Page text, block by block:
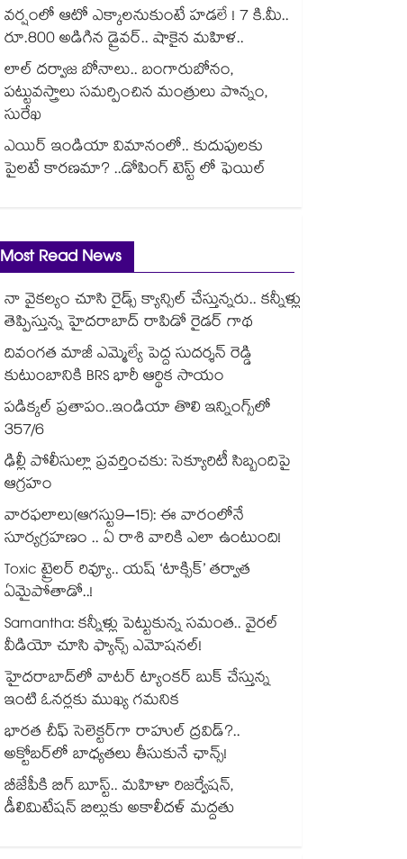
వర్షంలో ఆటో ఎక్కాలనుకుంటే హడలే ! 7 కి.మీ..
రూ.800 అడిగిన డ్రైవర్.. షాకైన మహిళ..
లాల్ దర్వాజ బోనాలు.. బంగారుబోనం,
పట్టువస్త్రాలు సమర్పించిన మంత్రులు పొన్నం,
సురేఖ
ఎయిర్ ఇండియా విమానంలో.. కుదుపులకు
పైలటే కారణమా? ..డోపింగ్ టెస్ట్ లో ఫెయిల్
Most Read News
నా వైకల్యం చూసి రైడ్స్ క్యాన్సిల్ చేస్తున్నరు.. కన్నీళ్లు
తెప్పిస్తున్న హైదరాబాద్ రాపిడో రైడర్ గాథ
దివంగత మాజీ ఎమ్మెల్యే పెద్ద సుదర్శన్ రెడ్డి
కుటుంబానికి BRS భారీ ఆర్థిక సాయం
పడిక్కల్‌‌ ప్రతాపం..ఇండియా తొలి ఇన్నింగ్స్‌‌లో
357/6
ఢిల్లీ పోలీసుల్లా ప్రవర్తించకు: సెక్యూరిటీ సిబ్బందిపై
ఆగ్రహం
వారఫలాలు(ఆగస్టు9–15): ఈ వారంలోనే
సూర్యగ్రహణం .. ఏ రాశి వారికి ఎలా ఉంటుంది!
Toxic ట్రైలర్ రివ్యూ.. యష్ ‘టాక్సిక్’ తర్వాత
ఏమైపోతాడో..!
Samantha: కన్నీళ్లు పెట్టుకున్న సమంత.. వైరల్
వీడియో చూసి ఫ్యాన్స్ ఎమోషనల్!
హైదరాబాద్⁪లో వాటర్ ట్యాంకర్ బుక్ చేస్తున్న
ఇంటి ఓనర్లకు ముఖ్య గమనిక
భారత చీఫ్ సెలెక్టర్⁬గా రాహుల్ ద్రవిడ్?..
అక్టోబర్‌లో బాధ్యతలు తీసుకునే ఛాన్స్!
బీజేపీకి బిగ్ బూస్ట్.. మహిళా రిజర్వేషన్,
డీలిమిటేషన్ బిల్లుకు అకాలీదళ్ మద్దతు